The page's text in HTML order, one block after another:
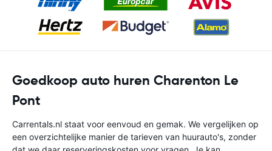
Goedkoop auto huren Charenton Le
Pont
Carrentals.nl staat voor eenvoud en gemak. We vergelijken op
een overzichtelijke manier de tarieven van huurauto's, zonder